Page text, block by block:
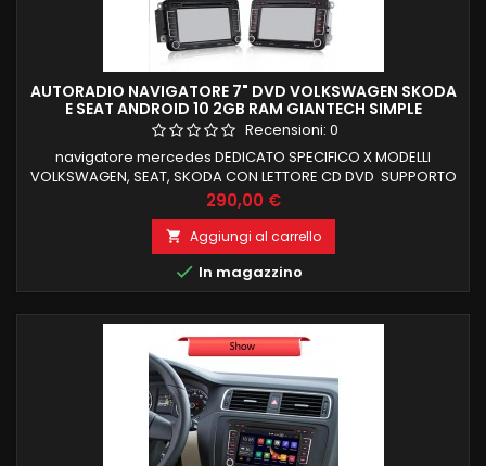
AUTORADIO NAVIGATORE 7" DVD VOLKSWAGEN SKODA
E SEAT ANDROID 10 2GB RAM GIANTECH SIMPLE
Recensioni: 0
navigatore mercedes DEDICATO SPECIFICO X MODELLI
VOLKSWAGEN, SEAT, SKODA CON LETTORE CD DVD SUPPORTO
COMPLETO FUNZIONI DI BORDO E COMANDI AL VOLANTE LOGO
VOLKSWAGEN android 10 , il top in commercio 2 GB RAM 16 GB
ROM SCHERMO 7 POLLICI FULL HD FUNZIONE MIRRORLINK
COMPATIBILE MODULO DAB+WIFI INTEGRATO BLUETOOTH
INTEGRATO ingresso camera e aux
Prezzo
290,00 €
 Aggiungi al carrello
 In magazzino